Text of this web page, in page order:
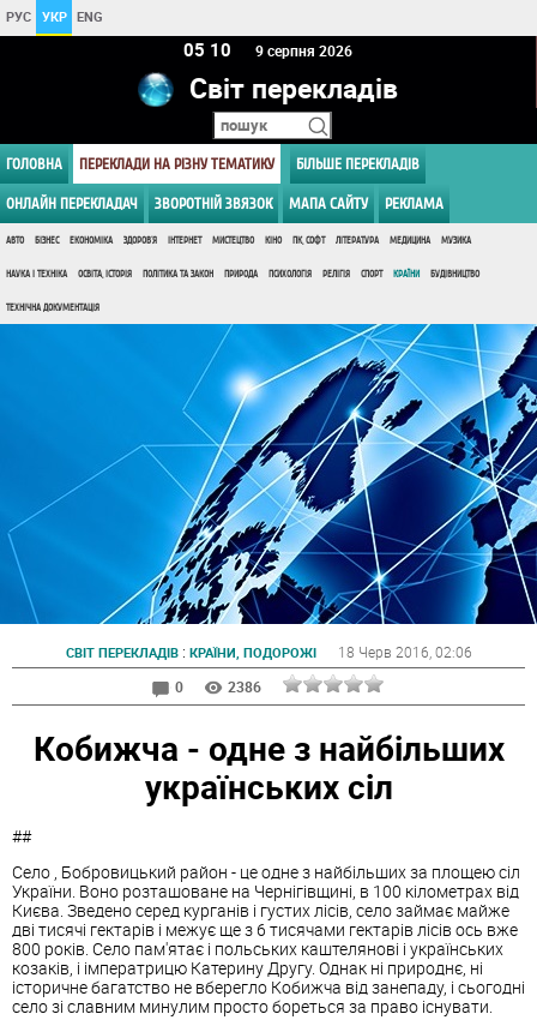
РУС УКР ENG
05 10 9 серпня 2026
Світ перекладів
ГОЛОВНА ПЕРЕКЛАДИ НА РІЗНУ ТЕМАТИКУ БІЛЬШЕ ПЕРЕКЛАДІВ
ОНЛАЙН ПЕРЕКЛАДАЧ ЗВОРОТНІЙ ЗВЯЗОК МАПА САЙТУ РЕКЛАМА
АВТО БІЗНЕС ЕКОНОМІКА ЗДОРОВ'Я ІНТЕРНЕТ МИСТЕЦТВО КІНО ПК, СОФТ ЛІТЕРАТУРА МЕДИЦИНА МУЗИКА
НАУКА І ТЕХНІКА ОСВІТА, ІСТОРІЯ ПОЛІТИКА ТА ЗАКОН ПРИРОДА ПСИХОЛОГІЯ РЕЛІГІЯ СПОРТ КРАЇНИ БУДІВНИЦТВО
ТЕХНІЧНА ДОКУМЕНТАЦІЯ
СВІТ ПЕРЕКЛАДІВ: КРАЇНИ, ПОДОРОЖІ 18 Черв 2016 , 02:06
0
2386
Кобижча - одне з найбільших
українських сіл
##
Село , Бобровицький район - це одне з найбільших за площею сіл
України. Воно розташоване на Чернігівщині, в 100 кілометрах від
Києва. Зведено серед курганів і густих лісів, село займає майже
дві тисячі гектарів і межує ще з 6 тисячами гектарів лісів ось вже
800 років. Село пам'ятає і польських каштелянові і українських
козаків, і імператрицю Катерину Другу. Однак ні природнє, ні
історичне багатство не вберегло Кобижча від занепаду, і сьогодні
село зі славним минулим просто бореться за право існувати.